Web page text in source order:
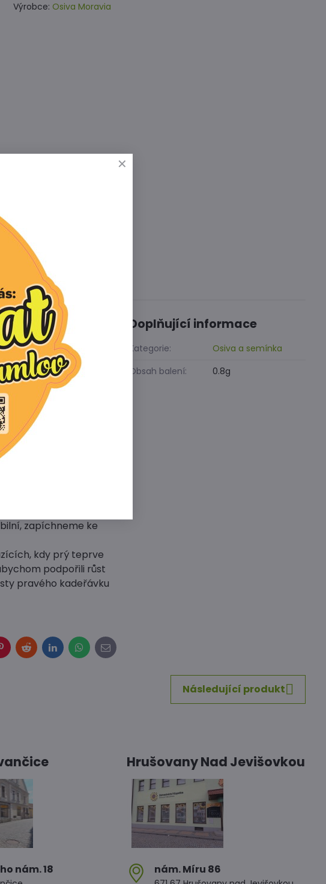
Výrobce: Osiva Moravia
0 Diskuse
s velkou odolností
až těžkých hlinitých
týdny před
na záhon
využijeme volné
asi 1 cm, vzrostlé
zaléváme,
zapíchneme ke
kdy prý teprve
podpořili růst
pravého kadeřávku
Doplňující informace
Kategorie:
Osiva a semínka
Obsah balení:
0.8g
RedditLinkedInWhatsApp
E-
mail
Následující produkt
nám​. 18
Hrušovany Nad Jevišovkou
nám​. Míru 86